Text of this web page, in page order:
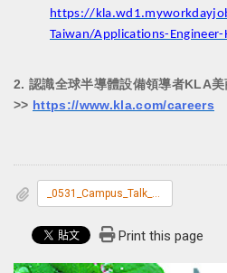
https://
Taiwan/Applications-
2. 認識全球半導體設備領導者KLA美
>> https://www.kla.com/careers
_0531_Campus_Talk_Webinar.jpg
Print this page